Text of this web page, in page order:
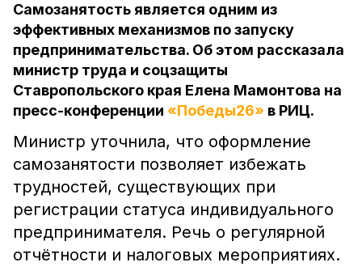
Самозанятость является одним из
эффективных механизмов по запуску
предпринимательства. Об этом рассказала
министр труда и соцзащиты
Ставропольского края Елена Мамонтова на
пресс-конференции «Победы26» в РИЦ.
Министр уточнила, что оформление
самозанятости позволяет избежать
трудностей, существующих при
регистрации статуса индивидуального
предпринимателя. Речь о регулярной
отчётности и налоговых мероприятиях.